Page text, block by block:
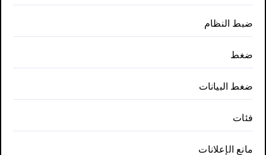
ضبط النظام
ضغط
ضغط البيانات
فئات
مانع الإعلانات